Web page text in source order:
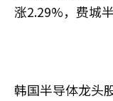
涨2.29%，费城
韩国半导体龙头